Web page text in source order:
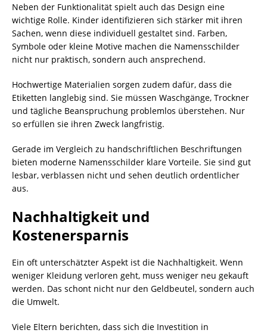
Neben der Funktionalität spielt auch das Design eine
wichtige Rolle. Kinder identifizieren sich stärker mit ihren
Sachen, wenn diese individuell gestaltet sind. Farben,
Symbole oder kleine Motive machen die Namensschilder
nicht nur praktisch, sondern auch ansprechend.
Hochwertige Materialien sorgen zudem dafür, dass die
Etiketten langlebig sind. Sie müssen Waschgänge, Trockner
und tägliche Beanspruchung problemlos überstehen. Nur
so erfüllen sie ihren Zweck langfristig.
Gerade im Vergleich zu handschriftlichen Beschriftungen
bieten moderne Namensschilder klare Vorteile. Sie sind gut
lesbar, verblassen nicht und sehen deutlich ordentlicher
aus.
Nachhaltigkeit und
Kostenersparnis
Ein oft unterschätzter Aspekt ist die Nachhaltigkeit. Wenn
weniger Kleidung verloren geht, muss weniger neu gekauft
werden. Das schont nicht nur den Geldbeutel, sondern auch
die Umwelt.
Viele Eltern berichten, dass sich die Investition in